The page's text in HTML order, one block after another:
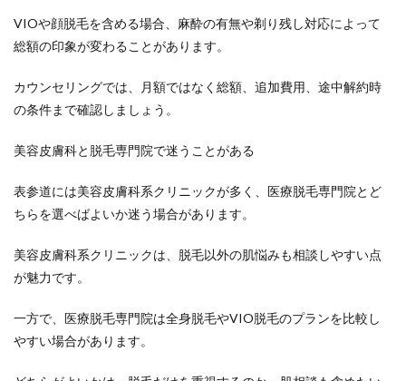
VIOや顔脱毛を含める場合、麻酔の有無や剃り残し対応によって
総額の印象が変わることがあります。
カウンセリングでは、月額ではなく総額、追加費用、途中解約時
の条件まで確認しましょう。
美容皮膚科と脱毛専門院で迷うことがある
表参道には美容皮膚科系クリニックが多く、医療脱毛専門院とど
ちらを選べばよいか迷う場合があります。
美容皮膚科系クリニックは、脱毛以外の肌悩みも相談しやすい点
が魅力です。
一方で、医療脱毛専門院は全身脱毛やVIO脱毛のプランを比較し
やすい場合があります。